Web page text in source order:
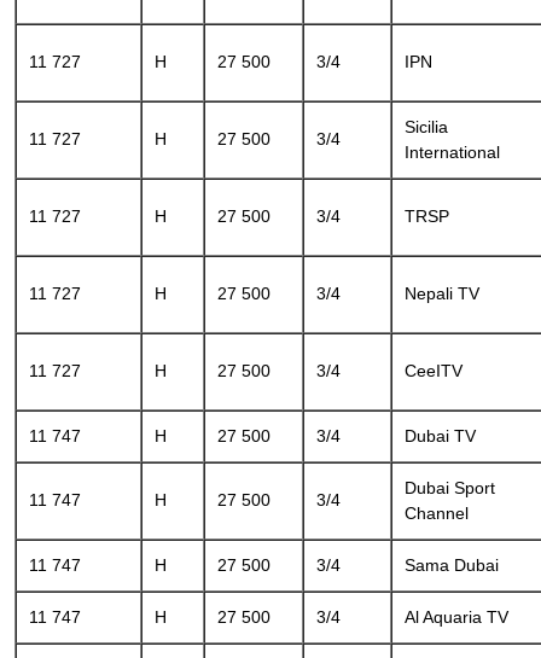
11 727 H 27 500 3/4 IPN
11 727 H 27 500 3/4
Sicilia
International
11 727 H 27 500 3/4 TRSP
11 727 H 27 500 3/4 Nepali TV
11 727 H 27 500 3/4 CeeITV
11 747 H 27 500 3/4 Dubai TV
11 747 H 27 500 3/4
Dubai Sport
Channel
11 747 H 27 500 3/4 Sama Dubai
11 747 H 27 500 3/4 Al Aquaria TV